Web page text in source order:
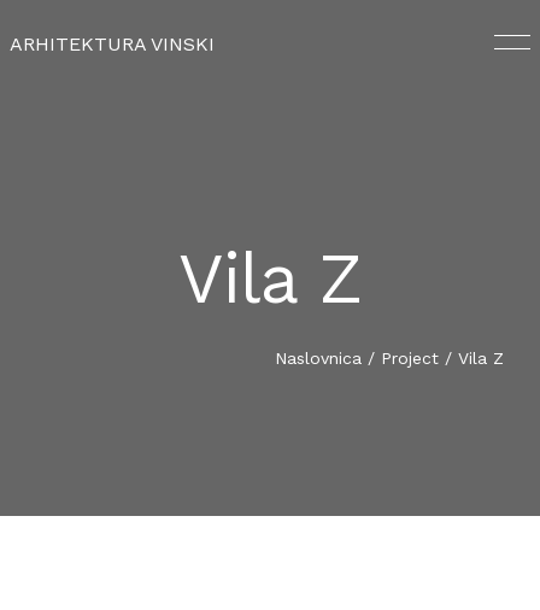
ARHITEKTURA VINSKI
Vila Z
Naslovnica / Project / Vila Z